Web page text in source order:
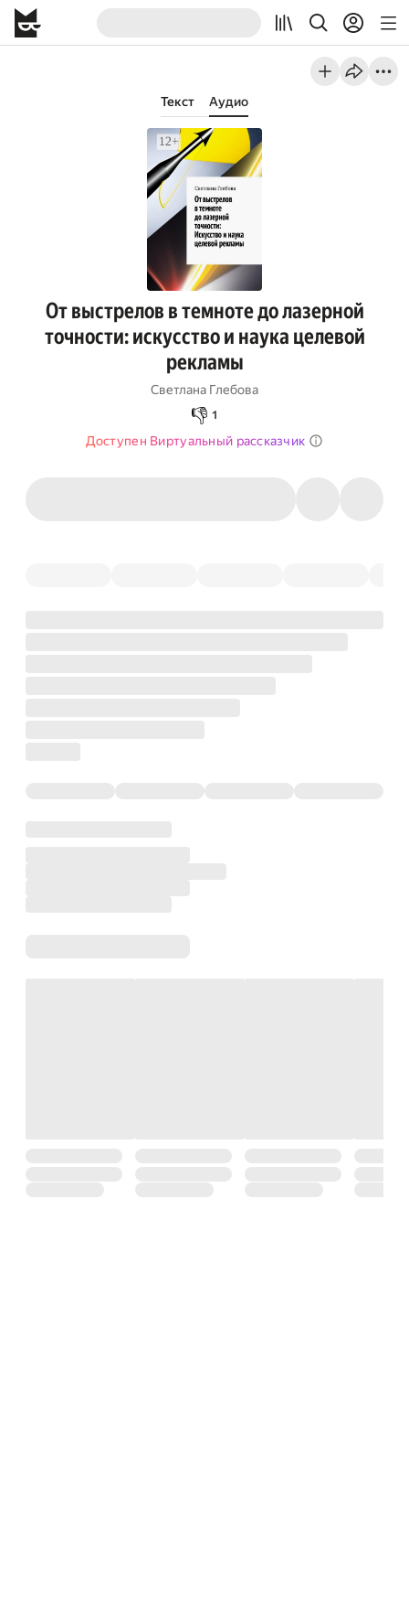
Текст Аудио
От выстрелов в темноте до лазерной
точности: искусство и наука целевой
рекламы
Светлана Глебова
👎 1
Доступен Виртуальный рассказчик